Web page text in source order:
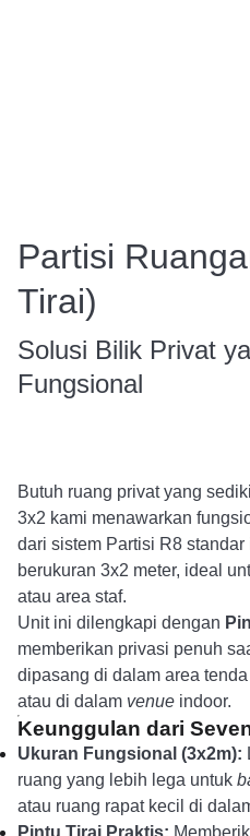
Partisi
Tirai)
Solusi Bilik Privat
Fungsional
Butuh ruang privat yang
3x2 kami menawarkan
dari sistem Partisi R8
berukuran 3x2 meter, ideal
atau area staf.
Unit ini dilengkapi dengan
memberikan privasi penuh
dipasang di dalam area
atau di dalam venue indoor.
Keunggulan dari
Ukuran Fungsional (3x2m):
ruang yang lebih lega untuk
atau ruang rapat kecil di
Pintu Tirai Praktis: